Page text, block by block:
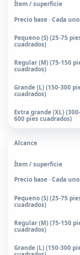
Precio base · Cada uno
Precio base · Cada uno